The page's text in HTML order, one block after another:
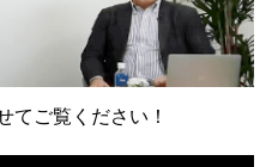
てご覧ください！